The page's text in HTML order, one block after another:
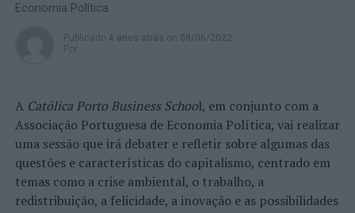
Economia Política
Publicado 4 anos atrás on 08/06/2022
Por
A Católica Porto Business School, em conjunto com a
Associação Portuguesa de Economia Política, vai realizar
uma sessão que irá debater e refletir sobre algumas das
questões e características do capitalismo, centrado em
temas como a crise ambiental, o trabalho, a
redistribuição, a felicidade, a inovação e as possibilidades